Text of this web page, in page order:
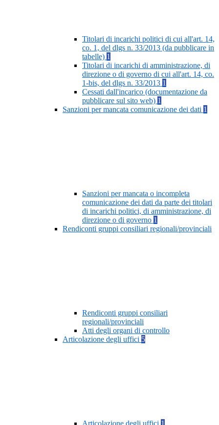
Titolari di incarichi politici di cui all'art. 14,
co. 1, del dlgs n. 33/2013 (da pubblicare in
tabelle) 1
Titolari di incarichi di amministrazione, di
direzione o di governo di cui all'art. 14, co.
1-bis, del dlgs n. 33/2013 1
Cessati dall'incarico (documentazione da
pubblicare sul sito web) 1
Sanzioni per mancata comunicazione dei dati 1
Sanzioni per mancata o incompleta
comunicazione dei dati da parte dei titolari
di incarichi politici, di amministrazione, di
direzione o di governo 1
Rendiconti gruppi consiliari regionali/provinciali
Rendiconti gruppi consiliari
regionali/provinciali
Atti degli organi di controllo
Articolazione degli uffici 5